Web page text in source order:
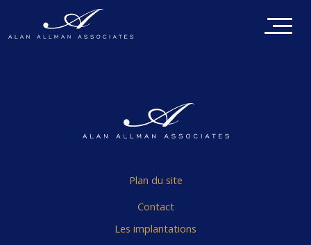
Plan du site
Contact
Les implantations